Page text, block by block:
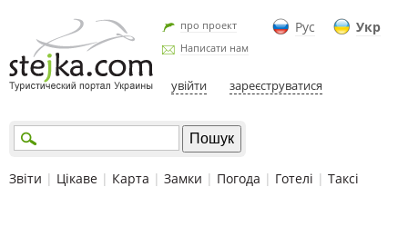
Рус Укр
про проект
Написати нам
увійти зареєструватися
Звіти | Цікаве | Карта | Замки | Погода | Готелі | Таксі